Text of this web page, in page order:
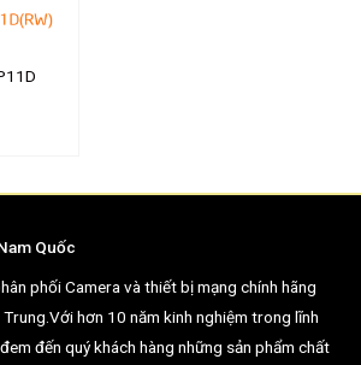
Quốc
phối Camera và thiết bị mạng chính hãng
hơn 10 năm kinh nghiệm trong lĩnh
đến quý khách hàng những sản phẩm chất